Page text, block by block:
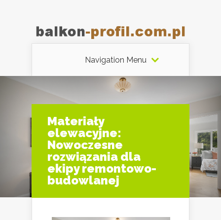
Navigation Menu
Materiały
elewacyjne:
Nowoczesne
rozwiązania dla
ekipy remontowo-
budowlanej